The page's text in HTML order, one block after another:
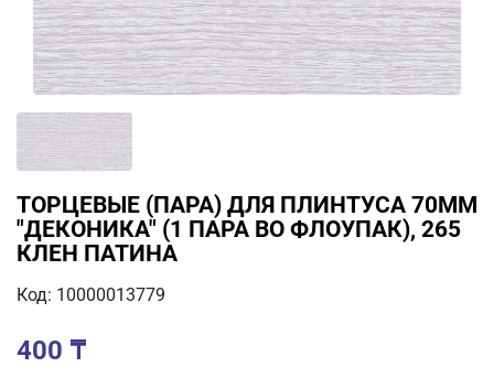
ТОРЦЕВЫЕ (ПАРА) ДЛЯ ПЛИНТУСА 70ММ
"ДЕКОНИКА" (1 ПАРА ВО ФЛОУПАК), 265
КЛЕН ПАТИНА
Код: 10000013779
400 ₸